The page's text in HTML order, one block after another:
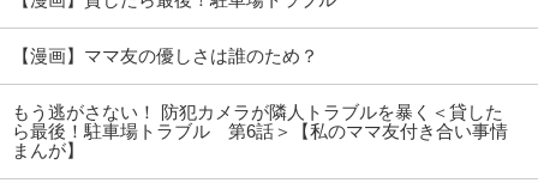
【漫画】ママ友の優しさは誰のため？
もう逃がさない！ 防犯カメラが隣人トラブルを暴く＜貸した
ら最後！駐車場トラブル 第6話＞【私のママ友付き合い事情
まんが】